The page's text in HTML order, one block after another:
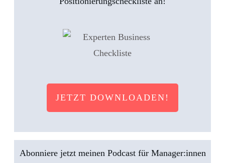
JETZT DOWNLOADEN!
Abonniere jetzt meinen Podcast für Manager:innen